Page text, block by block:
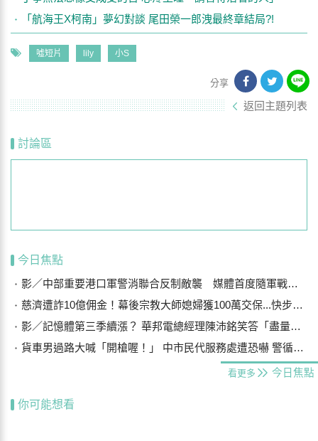
「航海王X柯南」夢幻對談 尾田榮一郎洩最終章結局?!
噓短片 lily 小S
分享
返回主題列表
討論區
今日焦點
影／中部重要港口軍警消聯合反制敵襲 媒體首度隨軍戰鬥演練
慈濟遭詐10億佣金！幕後宗教大師媳婦獲100萬交保...快步奔離不發一語
影／記憶體第三季續漲？ 華邦電總經理陳沛銘笑答「盡量不要漲太多」
貨車男過路大喊「開槍喔！」 中市民代服務處遭恐嚇 警循線追緝
看更多 今日焦點
你可能想看